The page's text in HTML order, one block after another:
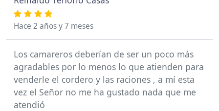
Hace 2 años y 7 meses
Los camareros deberían de ser un poco más
agradables por lo menos lo que atienden para
venderle el cordero y las raciones , a mí esta
vez el Señor no me ha gustado nada que me
atendió